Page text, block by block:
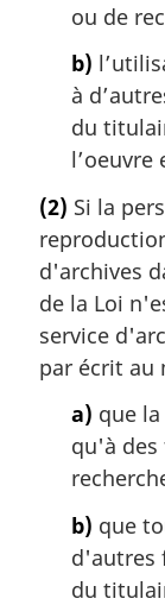
ou de
b)
à
du
l’oeuvre
(2) Si la
d'archives
de la Loi
service
par écrit au
a) que
qu'à
b) que
d'autres
du